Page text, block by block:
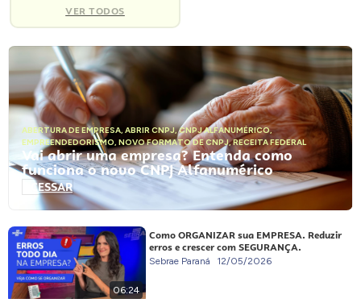
VER TODOS
ABERTURA DE EMPRESA, ABRIR CNPJ,CNPJ ALFANUMÉRICO,
EMPREENDEDORISMO, NOVO FORMATO DE CNPJ,RECEITA FEDERAL
Vai abrir uma empresa? Entenda como
funciona o novo CNPJ Alfanumérico
ACESSAR
06:24
Como ORGANIZAR sua EMPRESA. Reduzir
erros e crescer com SEGURANÇA.
Sebrae Paraná 12/05/2026